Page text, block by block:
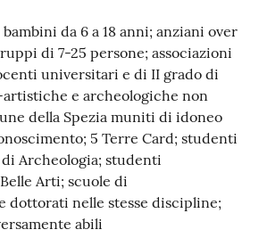
da 6 a 18 anni; anziani over
di 7-25 persone; associazioni
universitari e di II grado di
e archeologiche non
della Spezia muniti di idoneo
5 Terre Card; studenti
Archeologia; studenti
Arti; scuole di
dottorati nelle stesse discipline;
abili